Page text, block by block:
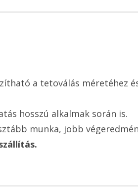
a tetoválás méretéhez
hosszú alkalmak során is.
munka, jobb